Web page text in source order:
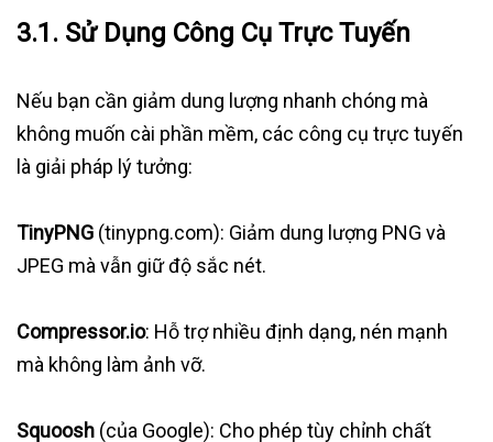
3.1. Sử Dụng Công Cụ Trực Tuyến
Nếu bạn cần giảm dung lượng nhanh chóng mà
không muốn cài phần mềm, các công cụ trực tuyến
là giải pháp lý tưởng:
TinyPNG (tinypng.com): Giảm dung lượng PNG và
JPEG mà vẫn giữ độ sắc nét.
Compressor.io: Hỗ trợ nhiều định dạng, nén mạnh
mà không làm ảnh vỡ.
Squoosh (của Google): Cho phép tùy chỉnh chất